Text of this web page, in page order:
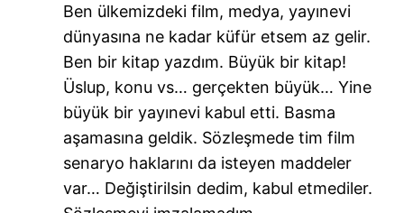
Ben ülkemizdeki film, medya, yayınevi
dünyasına ne kadar küfür etsem az gelir.
Ben bir kitap yazdım. Büyük bir kitap!
Üslup, konu vs… gerçekten büyük… Yine
büyük bir yayınevi kabul etti. Basma
aşamasına geldik. Sözleşmede tim film
senaryo haklarını da isteyen maddeler
var… Değiştirilsin dedim, kabul etmediler.